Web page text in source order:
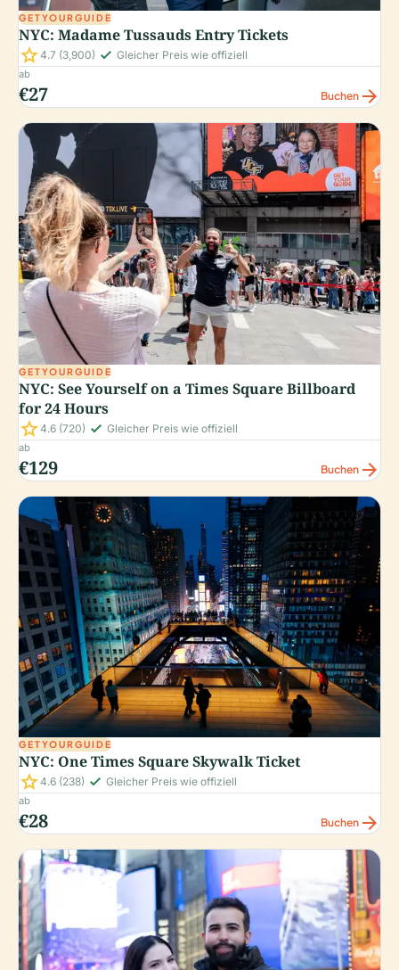
GETYOURGUIDE
NYC: Madame Tussauds Entry Tickets
star4.7 (3,900) check_small Gleicher Preis wie offiziell
ab
€27 Buchen arrow_forward
GETYOURGUIDE
NYC: See Yourself on a Times Square Billboard
for 24 Hours
star4.6 (720) check_small Gleicher Preis wie offiziell
ab
€129 Buchen arrow_forward
GETYOURGUIDE
NYC: One Times Square Skywalk Ticket
star4.6 (238) check_small Gleicher Preis wie offiziell
ab
€28 Buchen arrow_forward